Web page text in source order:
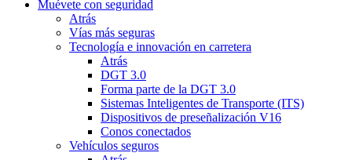
Muévete con seguridad
Atrás
Vías más seguras
Tecnología e innovación en carretera
Atrás
DGT 3.0
Forma parte de la DGT 3.0
Sistemas Inteligentes de Transporte (ITS)
Dispositivos de preseñalización V16
Conos conectados
Vehículos seguros